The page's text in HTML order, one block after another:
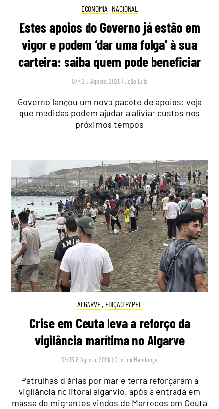
ECONOMIA , NACIONAL
Estes apoios do Governo já estão em
vigor e podem ‘dar uma folga’ à sua
carteira: saiba quem pode beneficiar
07:42 8 Agosto, 2026 |João Luís
Governo lançou um novo pacote de apoios: veja
que medidas podem ajudar a aliviar custos nos
próximos tempos
ALGARVE, EDIÇÃO PAPEL
Crise em Ceuta leva a reforço da
vigilância marítima no Algarve
08:05 8 Agosto, 2026 | Cristina Mendonça
Patrulhas diárias por mar e terra reforçaram a
vigilância no litoral algarvio, após a entrada em
massa de migrantes vindos de Marrocos em Ceuta